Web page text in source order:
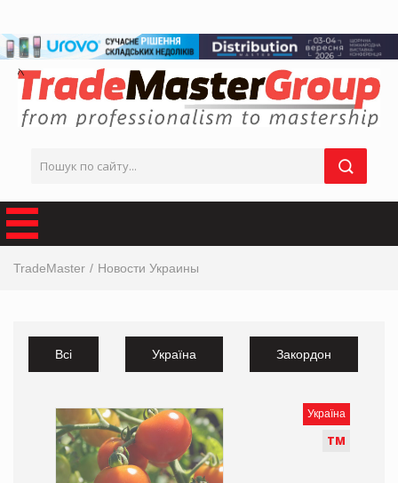
TradeMaster Новости Украины
Всі Україна Закордон
Україна
ТМ